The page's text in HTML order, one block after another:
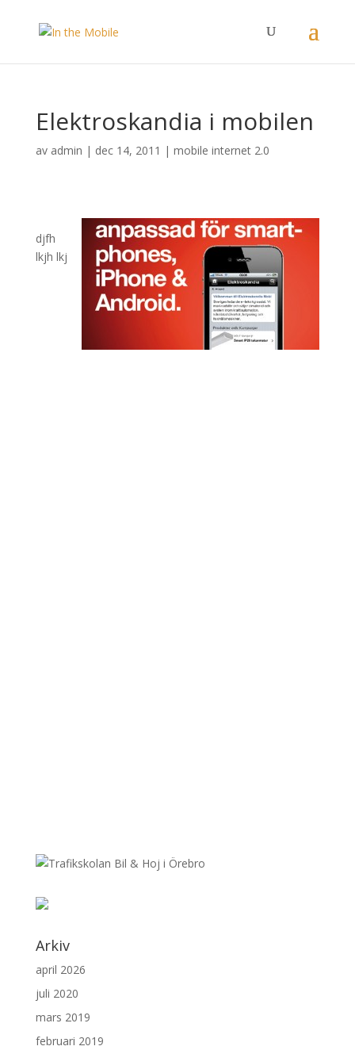
Elektroskandia i mobilen
av admin | dec 14, 2011 | mobile internet 2.0
djfh
lkjh lkj
Arkiv
april 2026
juli 2020
mars 2019
februari 2019